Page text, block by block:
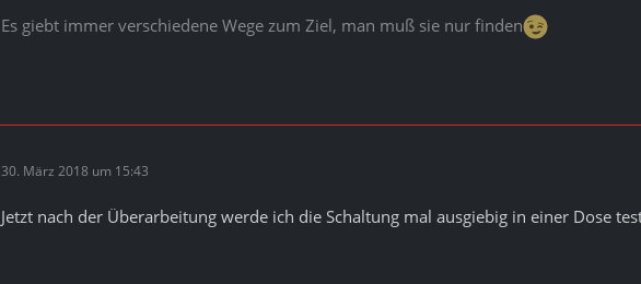
Es giebt immer verschiedene Wege zum Ziel, man muß sie nur finden
30. März 2018 um 15:43
Jetzt nach der Überarbeitung werde ich die Schaltung mal ausgiebig in einer Dose